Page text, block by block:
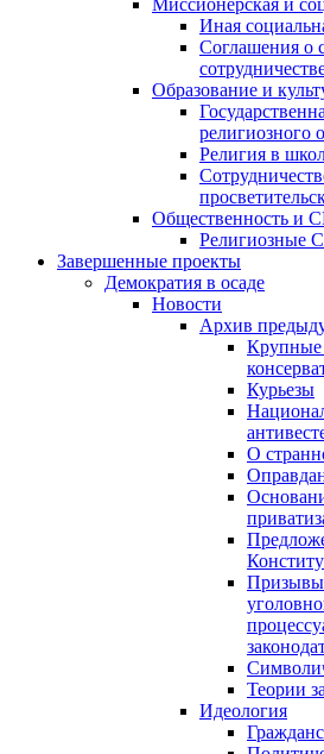
Миссионерская и
Иная
Соглашения о
Образование и
религиозного
Религия в
Общественность и
Религиозные
Завершенные проекты
Демократия в осаде
Новости
Архив
Крупные
Курьезы
О
Призывы
Теории
Идеология